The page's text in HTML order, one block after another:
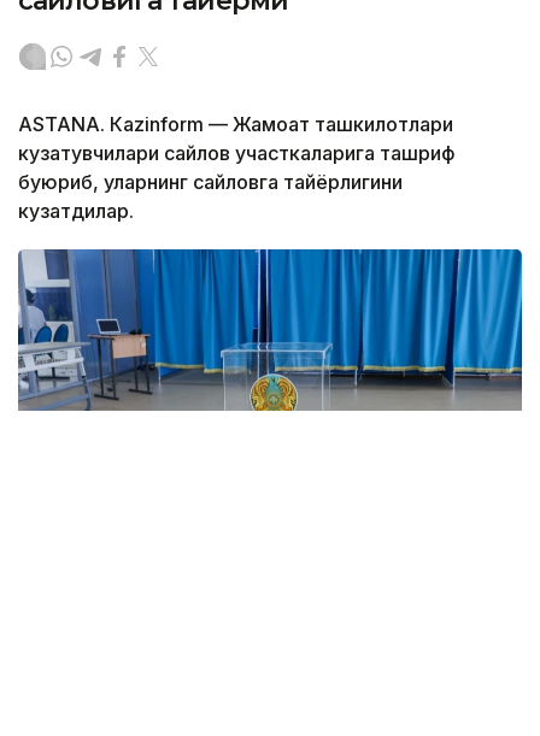
ASTANА. Кazinform — Жамоат ташкилотлари
кузатувчилари сайлов участкаларига ташриф
буюриб, уларнинг сайловга тайёрлигини
кузатдилар.